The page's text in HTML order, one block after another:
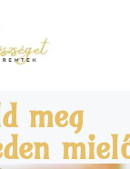
meg